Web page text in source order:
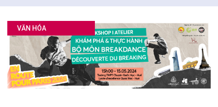
GIỎ HÀNG ĐĂNG NHẬP
VI
VI
FR
VĂN HÓA